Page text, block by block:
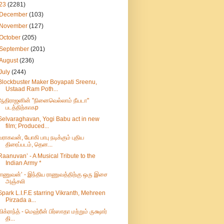
(2281)
December(103)
November(127)
(205)
(201)
(236)
(244)
Maker Boyapati Sreenu,
Ustaad Ram Poth...
"நினைவெல்லாம் நீயடா"
படத்திற்காகp
Yogi Babu act in new
film; Produced...
யோகி பாபு நடிக்கும் புதிய
திரைப்படம், தென...
- A Musical Tribute to the
Indian Army *
- இந்திய ராணுவத்திற்கு ஒரு இசை
அஞ்சலி
L.I.F.E starring Vikranth, Mehreen
Pirzada a...
- மெஹ்ரீன் பிர்ஸாதா மற்றும் ருக்ஷார்
தி...